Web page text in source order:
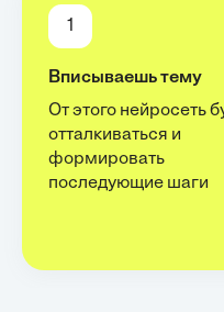
1
Вписываешь тему
От этого нейросеть
отталкиваться и
формировать
последующие шаги